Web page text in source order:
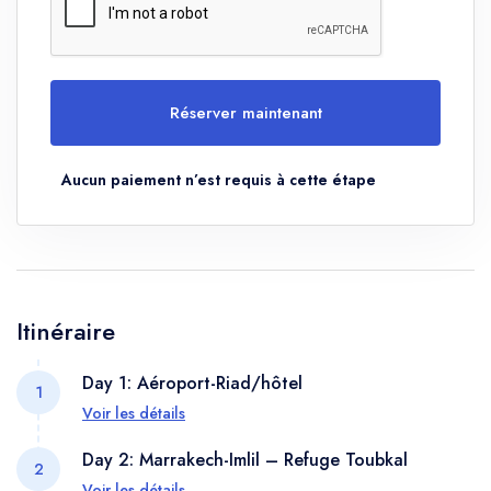
Réserver maintenant
Aucun paiement n’est requis à cette étape
Itinéraire
1 Day 1: Aéroport-Riad/hôtel
À votre arrivée à l'aéroport, notre équipe vous
accueillera et vous conduira à votre Riad où vous
Voir les détails
2 Day 2: Marrakech-Imlil – Refuge Toubkal